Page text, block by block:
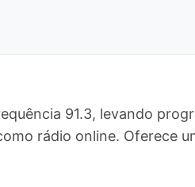
91.3, levando
rádio online. Oferece